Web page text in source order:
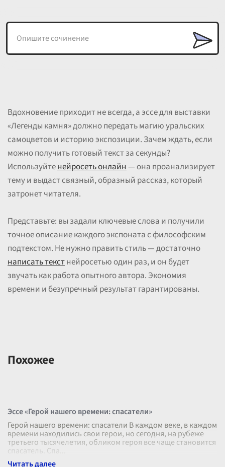
Вдохновение приходит не всегда, а эссе для выставки
«Легенды камня» должно передать магию уральских
самоцветов и историю экспозиции. Зачем ждать, если
можно получить готовый текст за секунды?
Используйтенейросеть онлайн— она проанализирует
тему и выдаст связный, образный рассказ, который
затронет читателя.
Представьте: вы задали ключевые слова и получили
точное описание каждого экспоната с философским
подтекстом. Не нужно править стиль — достаточно
написать текстнейросетью один раз, и он будет
звучать как работа опытного автора. Экономия
времени и безупречный результат гарантированы.
Похожее
Эссе «Герой нашего времени: спасатели»
Герой нашего времени: спасатели В каждом веке, в каждом
времени находились свои герои, но сегодня, на рубеже
третьего тысячелетия, обликом героя все чаще становится
спасатель. Спа